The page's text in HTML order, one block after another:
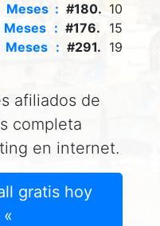
Meses : #180. 10
: #176. 15
Meses : #291. 19
afiliados de
completa
en internet.
gratis hoy